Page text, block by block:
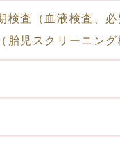
検査（血液検査、
胎児スクリーニング